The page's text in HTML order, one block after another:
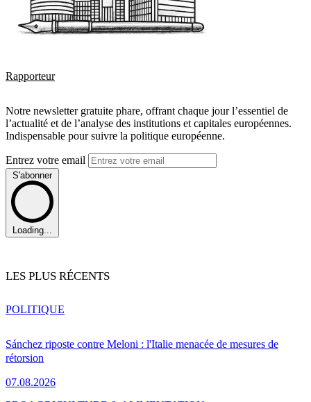
Rapporteur
Notre newsletter gratuite phare, offrant chaque jour l’essentiel de
l’actualité et de l’analyse des institutions et capitales européennes.
Indispensable pour suivre la politique européenne.
Entrez votre email
S'abonner
Loading...
LES PLUS RÉCENTS
Sánchez riposte contre Meloni : l'Italie menacée de mesures de
rétorsion
07.08.2026
POLITIQUE